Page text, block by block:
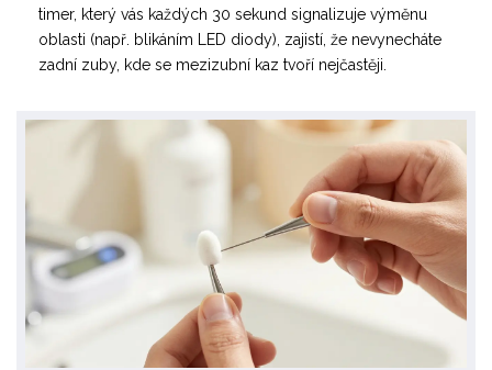
timer, který vás každých 30 sekund signalizuje výměnu
oblasti (např. blikáním LED diody), zajistí, že nevynecháte
zadní zuby, kde se mezizubní kaz tvoří nejčastěji.